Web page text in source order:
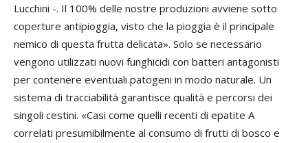
Lucchini -. Il 100% delle nostre produzioni avviene sotto
coperture antipioggia, visto che la pioggia è il principale
nemico di questa frutta delicata». Solo se necessario
vengono utilizzati nuovi funghicidi con batteri antagonisti
per contenere eventuali patogeni in modo naturale. Un
sistema di tracciabilità garantisce qualità e percorsi dei
singoli cestini. «Casi come quelli recenti di epatite A
correlati presumibilmente al consumo di frutti di bosco e